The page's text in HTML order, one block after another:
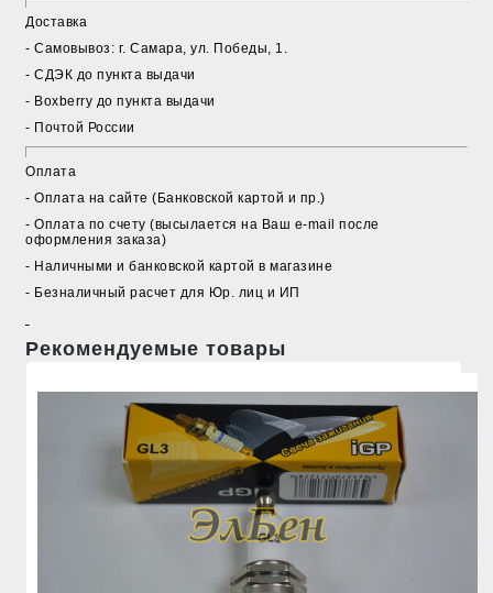
Доставка
- Cамовывоз: г. Самара, ул. Победы, 1.
- СДЭК до пункта выдачи
- Boxberry до пункта выдачи
- Почтой России
Оплата
- Оплата на сайте (Банковской картой и пр.)
- Оплата по счету (высылается на Ваш e-mail после
оформления заказа)
- Наличными и банковской картой в магазине
- Безналичный расчет для Юр. лиц и ИП
Рекомендуемые товары